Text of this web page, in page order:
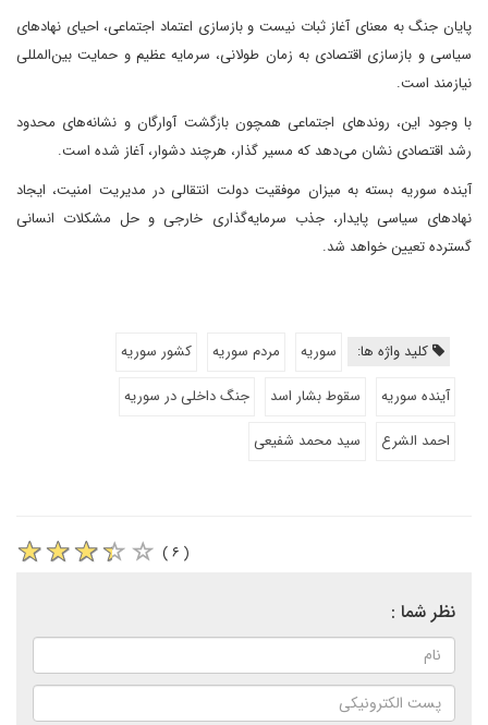
پایان جنگ به معنای آغاز ثبات نیست و بازسازی اعتماد اجتماعی، احیای نهادهای
سیاسی و بازسازی اقتصادی به زمان طولانی، سرمایه عظیم و حمایت بین‌المللی
نیازمند است.
با وجود این، روندهای اجتماعی همچون بازگشت آوارگان و نشانه‌های محدود
رشد اقتصادی نشان می‌دهد که مسیر گذار، هرچند دشوار، آغاز شده است.
آینده سوریه بسته به میزان موفقیت دولت انتقالی در مدیریت امنیت، ایجاد
نهادهای سیاسی پایدار، جذب سرمایه‌گذاری خارجی و حل مشکلات انسانی
گسترده تعیین خواهد شد.
کلید واژه ها: سوریه مردم سوریه
کشور سوریه
آینده سوریه
سقوط بشار اسد
جنگ داخلی در سوریه
احمد الشرع
سید محمد شفیعی
( ۶ )
نظر شما :